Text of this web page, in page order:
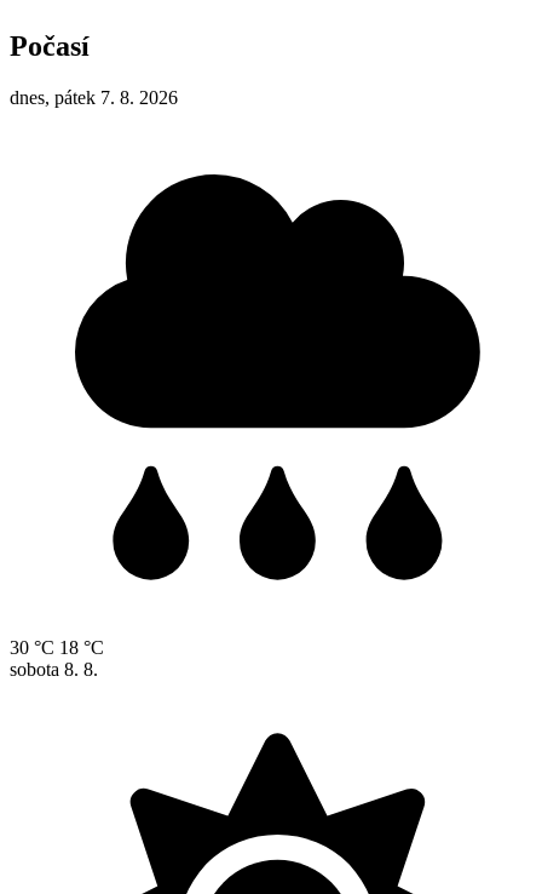
Počasí
dnes, pátek 7. 8. 2026
30 °C 18 °C
sobota 8. 8.